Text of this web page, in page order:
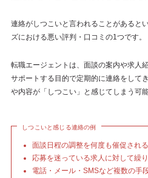
連絡がしつこいと言われることがあると
ズにおける悪い評判・口コミの1つです。
転職エージェントは、面談の案内や求人
サポートする目的で定期的に連絡をして
や内容が「しつこい」と感じてしまう可
しつこいと感じる連絡の例
面談日程の調整を何度も催促される
応募を迷っている求人に対して繰
電話・メール・SMSなど複数の手